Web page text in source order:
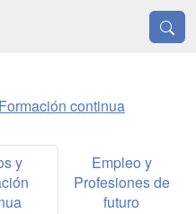
continua
y
Empleo y
Profesiones de
futuro